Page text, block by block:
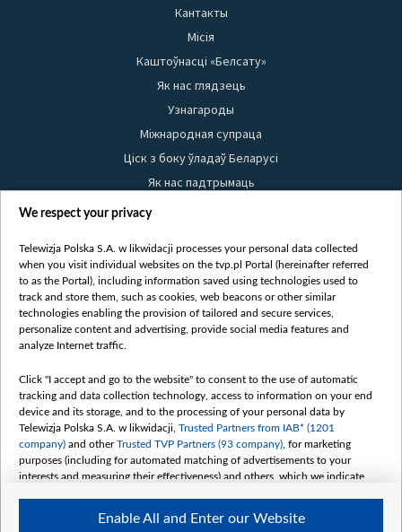
Кантакты
Місія
Каштоўнасці «Белсату»
Як нас глядзець
Узнагароды
Міжнародная супраца
Ціск з боку ўладаў Беларусі
Як нас падтрымаць
Правілы выкарыстання матэрыялаў
Бяспека
Youtube
Белсат news
Белсат Shorts
Жэстачайшы мульт
Belsat English
Biełsat PL
Белсат Now
Белсат History
Белсат Music
Белсат Doc
We respect your privacy
Telewizja Polska S.A. w likwidacji processes your personal data collected
when you visit individual websites on the tvp.pl Portal (hereinafter referred
to as the Portal), including information saved using technologies used to
track and store them, such as cookies, web beacons or other similar
technologies enabling the provision of tailored and secure services,
personalize content and advertising, provide social media features and
analyze Internet traffic.
Click "I accept and go to the website" to consent to the use of automatic
tracking and data collection technology, access to information on your end
device and its storage, and to the processing of your personal data by
Telewizja Polska S.A. w likwidacji, Trusted Partners from IAB* (1201
company) and otherTrusted TVP Partners (93 company) , for marketing
purposes (including for automated matching of advertisements to your
interests and measuring their effectiveness) and others, which we indicate
The purposes of processing your data by TVP S.A. w likwidacji are as
Enable All and Enter our Website